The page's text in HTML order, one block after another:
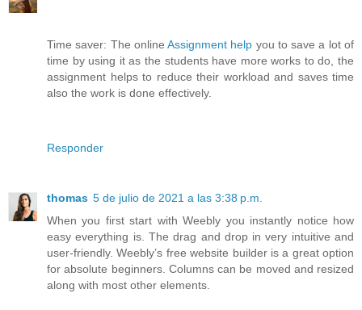
Time saver: The onlineAssignment help you to save a lot of
time by using it as the students have more works to do, the
assignment helps to reduce their workload and saves time
also the work is done effectively.
Responder
thomas 5 de julio de 2021 a las 3:38 p.m.
When you first start with Weebly you instantly notice how
easy everything is. The drag and drop in very intuitive and
user-friendly. Weebly’s free website builder is a great option
for absolute beginners. Columns can be moved and resized
along with most other elements.